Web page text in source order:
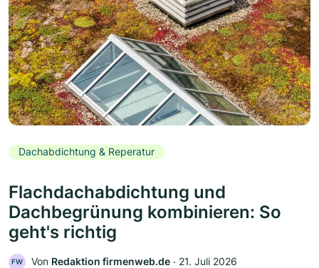
Dachabdichtung & Reperatur
Flachdachabdichtung und
Dachbegrünung kombinieren: So
geht's richtig
FW Von Redaktion firmenweb.de ‧ 21. Juli 2026